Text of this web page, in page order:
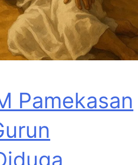
Pamekasan